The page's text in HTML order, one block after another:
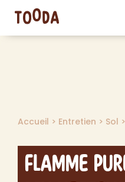
Accueil > Entretien > Sol >
Flamme